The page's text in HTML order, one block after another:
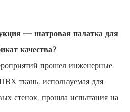
— шатровая палатка для
качества?
прошел инженерные
ткань, используемая для
стенок, прошла испытания на